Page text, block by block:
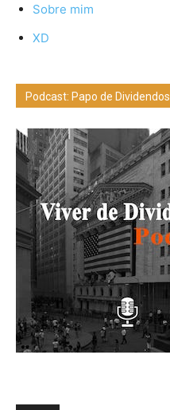
Sobre mim
XD
Podcast: Papo de Dividendos